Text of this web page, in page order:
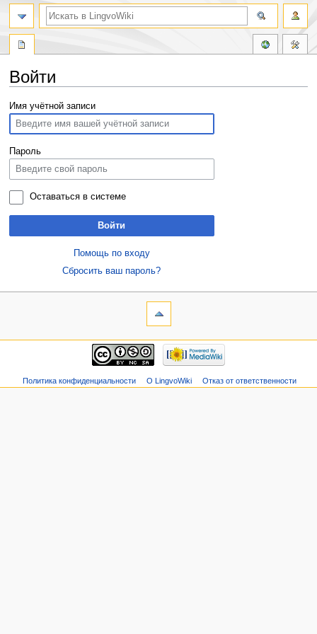
Войти
Перейти
навигации
Перейти
поиску
Имя учётной записи
Пароль
Оставаться в системе
Войти
Помощь по входу
Сбросить ваш пароль?
Политика конфиденциальности О LingvoWiki Отказ от ответственности